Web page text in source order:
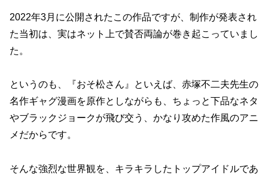
2022年3月に公開されたこの作品ですが、制作が発表され
た当初は、実はネット上で賛否両論が巻き起こっていまし
た。
というのも、『おそ松さん』といえば、赤塚不二夫先生の
名作ギャグ漫画を原作としながらも、ちょっと下品なネタ
やブラックジョークが飛び交う、かなり攻めた作風のアニ
メだからです。
そんな強烈な世界観を、キラキラしたトップアイドルであ